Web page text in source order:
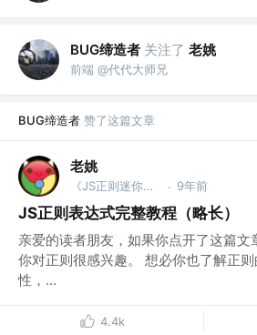
BUG缔造者 关注了 老姚
前端 @代代大师兄
BUG缔造者 赞了这篇文章
老姚
《JS正则迷你书》作者 · 9年前
JS正则表达式完整教程（略长）
亲爱的读者朋友，如果你点开了这篇文
你对正则很感兴趣。 想必你也了解正
性，...
4.4k